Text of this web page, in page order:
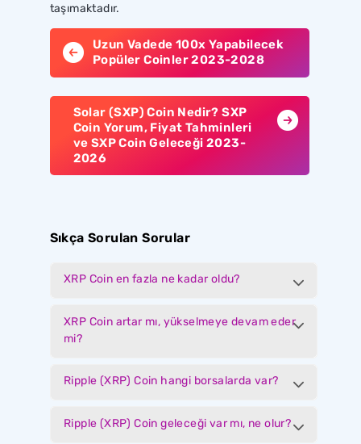
taşımaktadır.
Uzun Vadede 100x Yapabilecek
Popüler Coinler 2023-2028
Solar (SXP) Coin Nedir? SXP
Coin Yorum, Fiyat Tahminleri
ve SXP Coin Geleceği 2023-
2026
Sıkça Sorulan Sorular
XRP Coin en fazla ne kadar oldu?
XRP Coin artar mı, yükselmeye devam eder
mi?
Ripple (XRP) Coin hangi borsalarda var?
Ripple (XRP) Coin geleceği var mı, ne olur?